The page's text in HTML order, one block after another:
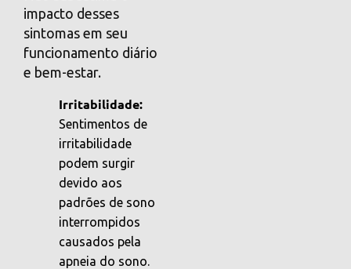
impacto desses
sintomas em seu
funcionamento diário
e bem-estar.
Irritabilidade:
Sentimentos de
irritabilidade
podem surgir
devido aos
padrões de sono
interrompidos
causados pela
apneia do sono.